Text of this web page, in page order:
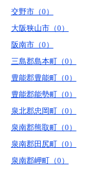
交野市（0）
大阪狭山市（0）
阪南市（0）
三島郡島本町（0）
豊能郡豊能町（0）
豊能郡能勢町（0）
泉北郡忠岡町（0）
泉南郡熊取町（0）
泉南郡田尻町（0）
泉南郡岬町（0）